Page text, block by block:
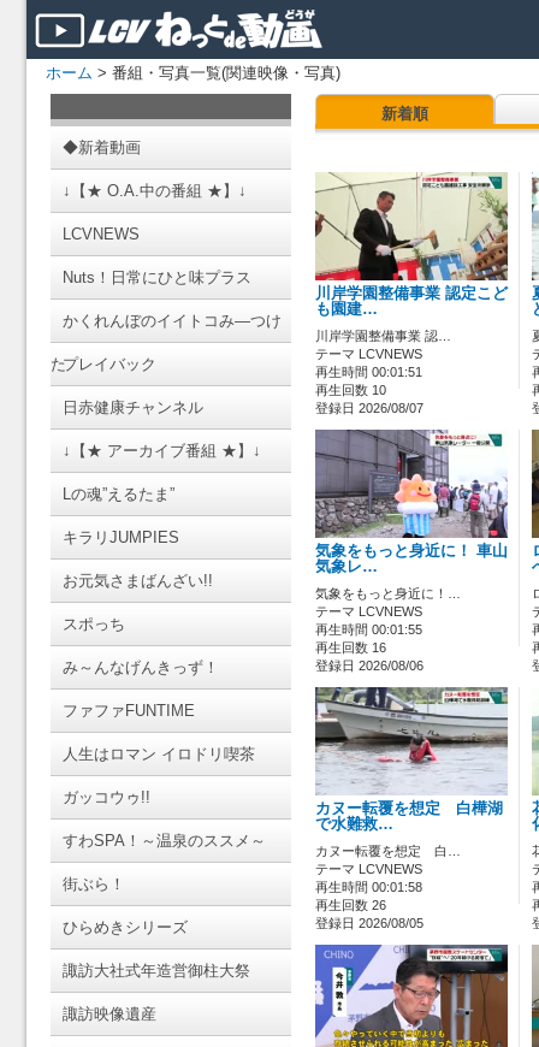
ホーム > 番組・写真一覧(関連映像・写真)
◆新着動画
↓【★ O.A.中の番組 ★】↓
LCVNEWS
Nuts！日常にひと味プラス
かくれんぼのイイトコみ―つけ
たプレイバック
日赤健康チャンネル
↓【★ アーカイブ番組 ★】↓
Lの魂”えるたま”
キラリJUMPIES
お元気さまばんざい!!
スポっち
み～んなげんきっず！
ファファFUNTIME
人生はロマン イロドリ喫茶
ガッコウゥ!!
すわSPA！～温泉のススメ～
街ぶら！
ひらめきシリーズ
諏訪大社式年造営御柱大祭
諏訪映像遺産
新着順
川岸学園整備事業 認定こど
も園建…
川岸学園整備事業 認…
テーマ LCVNEWS
再生時間 00:01:51
再生回数 10
登録日 2026/08/07
気象をもっと身近に！ 車山
気象レ…
気象をもっと身近に！…
テーマ LCVNEWS
再生時間 00:01:55
再生回数 16
登録日 2026/08/06
カヌー転覆を想定 白樺湖
で水難救…
カヌー転覆を想定 白…
テーマ LCVNEWS
再生時間 00:01:58
再生回数 26
登録日 2026/08/05